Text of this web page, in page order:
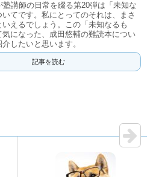
塾講師の日常を綴る第20弾は「未知な
いてです。私にとってのそれは、まさ
いえるでしょう。この「未知なるも
気になった、成田悠輔の難読本につい
したいと思います。
記事を読む